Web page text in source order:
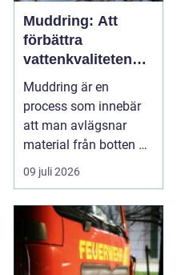
Muddring: Att
förbättra
vattenkvaliteten
och möjliggöra
navigering
Muddring är en
process som innebär
att man avlägsnar
material från botten av
en...
09 juli 2026